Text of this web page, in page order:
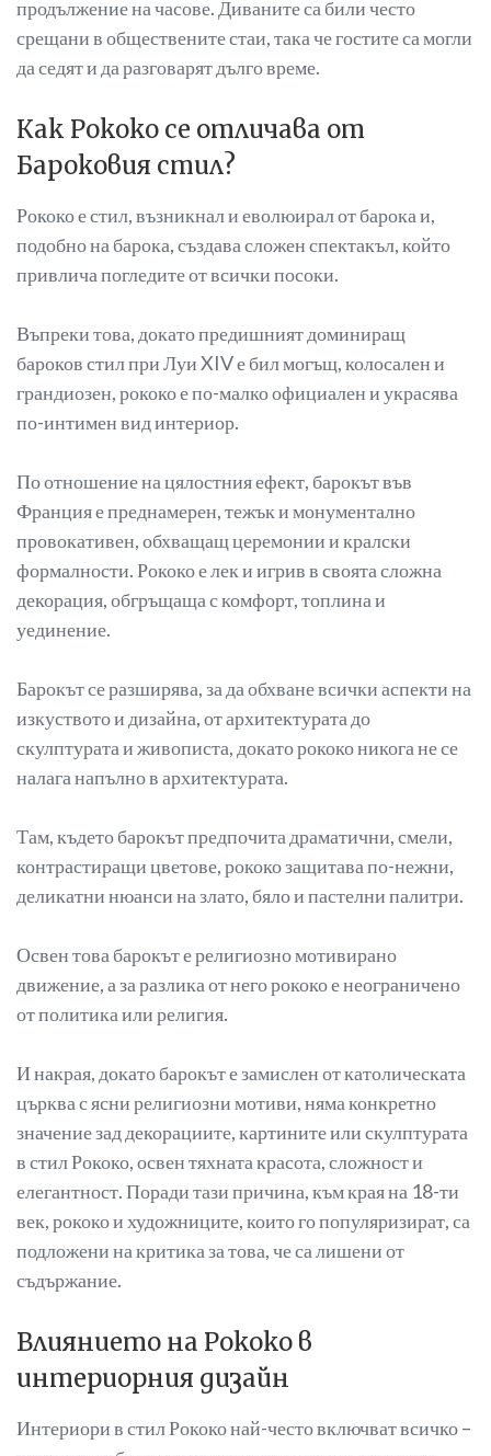
продължение на часове. Диваните са били често
срещани в обществените стаи, така че гостите са могли
да седят и да разговарят дълго време.
Как Рококо се отличава от
Бароковия стил?
Рококо е стил, възникнал и еволюирал от барока и,
подобно на барока, създава сложен спектакъл, който
привлича погледите от всички посоки.
Въпреки това, докато предишният доминиращ
бароков стил при Луи XIV е бил могъщ, колосален и
грандиозен, рококо е по-малко официален и украсява
по-интимен вид интериор.
По отношение на цялостния ефект, барокът във
Франция е преднамерен, тежък и монументално
провокативен, обхващащ церемонии и кралски
формалности. Рококо е лек и игрив в своята сложна
декорация, обгръщаща с комфорт, топлина и
уединение.
Барокът се разширява, за да обхване всички аспекти на
изкуството и дизайна, от архитектурата до
скулптурата и живописта, докато рококо никога не се
налага напълно в архитектурата.
Там, където барокът предпочита драматични, смели,
контрастиращи цветове, рококо защитава по-нежни,
деликатни нюанси на злато, бяло и пастелни палитри.
Освен това барокът е религиозно мотивирано
движение, а за разлика от него рококо е неограничено
от политика или религия.
И накрая, докато барокът е замислен от католическата
църква с ясни религиозни мотиви, няма конкретно
значение зад декорациите, картините или скулптурата
в стил Рококо, освен тяхната красота, сложност и
елегантност. Поради тази причина, към края на 18-ти
век, рококо и художниците, които го популяризират, са
подложени на критика за това, че са лишени от
съдържание.
Влиянието на Рококо в
интериорния дизайн
Интериори в стил Рококо най-често включват всичко –